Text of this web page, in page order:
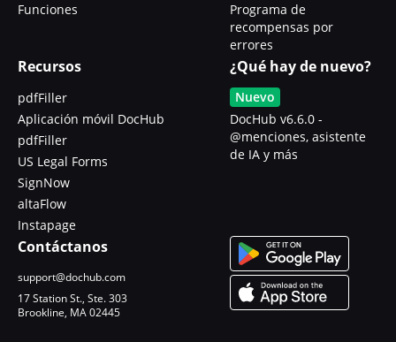
Funciones
Programa de
recompensas por
errores
Recursos
pdfFiller
Aplicación móvil DocHub
pdfFiller
US Legal Forms
SignNow
altaFlow
Instapage
¿Qué hay de nuevo?
Nuevo
DocHub v6.6.0 -
@menciones, asistente
de IA y más
Contáctanos
support@dochub.com
17 Station St., Ste. 303
Brookline, MA 02445